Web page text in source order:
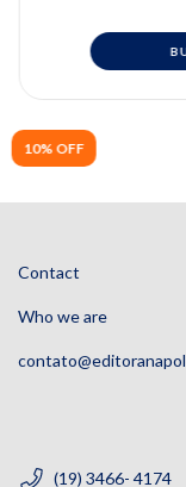
10% OFF
Contact
Who we are
(19) 3466- 4174